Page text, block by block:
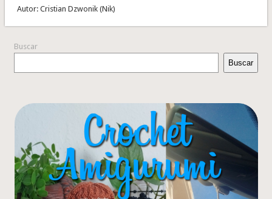
Autor: Cristian Dzwonik (Nik)
Buscar
Buscar